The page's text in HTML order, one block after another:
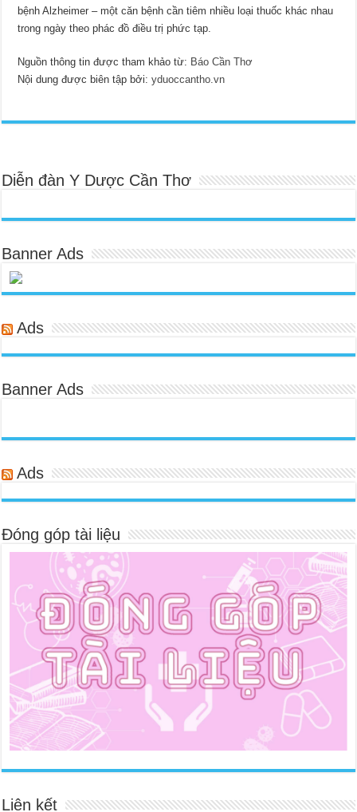
bệnh Alzheimer – một căn bệnh cần tiêm nhiều loại thuốc khác nhau
trong ngày theo phác đồ điều trị phức tạp.
Nguồn thông tin được tham khảo từ: Báo Cần Thơ
Nội dung được biên tập bởi:yduoccantho.vn
Diễn đàn Y Dược Cần Thơ
Banner Ads
Ads
Banner Ads
Ads
Đóng góp tài liệu
Liên kết